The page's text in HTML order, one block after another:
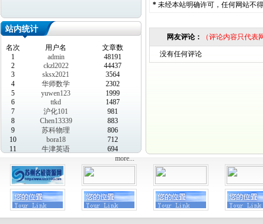
站内统计
名次 用户名
文章数
1
admin
48191
2
ckzl2022
44437
3
sksx2021
3564
4
华师数学
2302
5
yuwen123
1999
6
ttkd
1487
7
沪化101
981
8
Chen13339
883
9
苏科物理
806
10
bora18
712
11
牛津英语
694
more...
* 未经本站明确许可，任何网站不
网友评论： （评论内容只代
没有任何评论